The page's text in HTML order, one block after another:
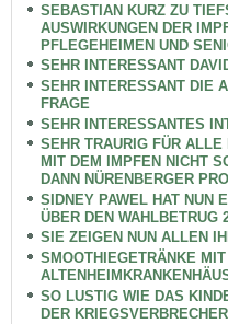
SEBASTIAN KURZ ZU
AUSWIRKUNGEN DER
PFLEGEHEIMEN UND
SEHR INTERESSANT
SEHR INTERESSANT DIE
FRAGE
SEHR INTERESSANTES
SEHR TRAURIG FÜR
MIT DEM IMPFEN NICHT
DANN NÜRENBERGER
SIDNEY PAWEL HAT NUN
ÜBER DEN WAHLBETRUG
SIE ZEIGEN NUN ALLEN
SMOOTHIEGETRÄNKE
SO LUSTIG WIE DAS
DER